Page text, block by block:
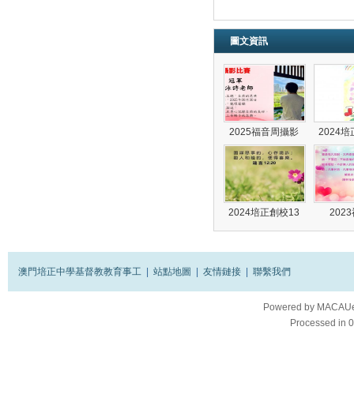
圖文資訊
2025福音周攝影 2024培
2024培正創校13 2023
澳門培正中學基督教教育事工 站點地圖 友情鏈接 聯繫我們
Powered by
Processed in